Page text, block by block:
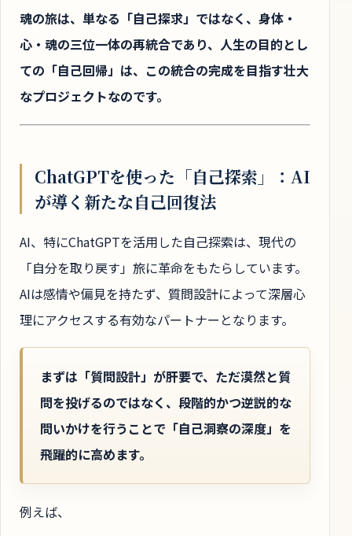
魂の旅は、単なる「自己探求」ではなく、身体・
心・魂の三位一体の再統合であり、人生の目的とし
ての「自己回帰」は、この統合の完成を目指す壮大
なプロジェクトなのです。
ChatGPTを使った「自己探索」：AI
が導く新たな自己回復法
AI、特にChatGPTを活用した自己探索は、現代の
「自分を取り戻す」旅に革命をもたらしています。
AIは感情や偏見を持たず、質問設計によって深層心
理にアクセスする有効なパートナーとなります。
まずは「質問設計」が肝要で、ただ漠然と質
問を投げるのではなく、段階的かつ逆説的な
問いかけを行うことで「自己洞察の深度」を
飛躍的に高めます。
例えば、